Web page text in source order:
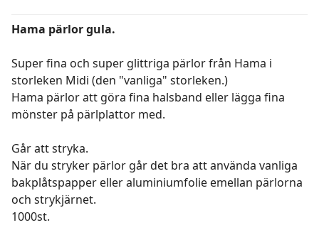
Hama pärlor gula.
Super fina och super glittriga pärlor från Hama i
storleken Midi (den "vanliga" storleken.)
Hama pärlor att göra fina halsband eller lägga fina
mönster på pärlplattor med.
Går att stryka.
När du stryker pärlor går det bra att använda vanliga
bakplåtspapper eller aluminiumfolie emellan pärlorna
och strykjärnet.
1000st.